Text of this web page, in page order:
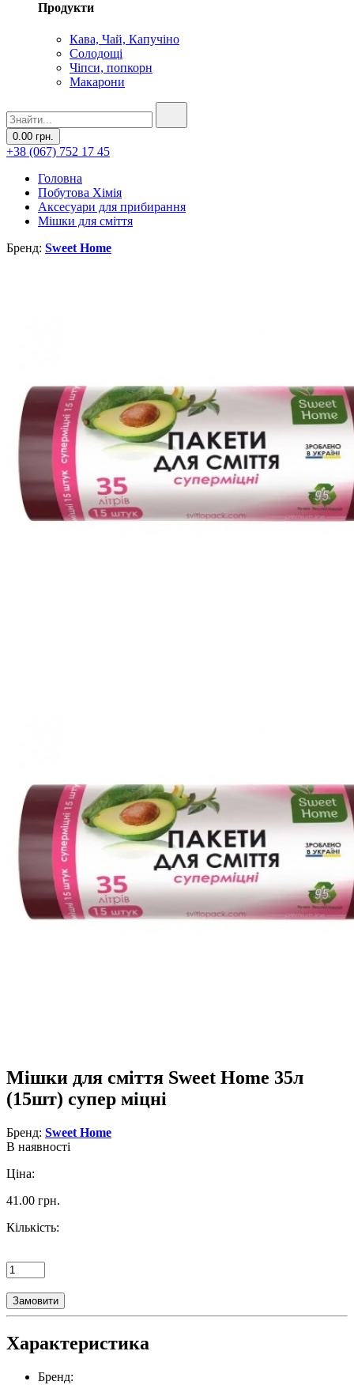
Продукти
Кава, Чай, Капучіно
Солодощі
Чіпси, попкорн
Макарони
0.00 грн.
+38 (067) 752 17 45
Головна
Побутова Хімія
Аксесуари для прибирання
Мішки для сміття
Бренд: Sweet Home
Мішки для сміття Sweet Home 35л
(15шт) супер міцні
Бренд: Sweet Home
В наявності
Ціна:
41.00 грн.
Кількість:
Замовити
Характеристика
Бренд: